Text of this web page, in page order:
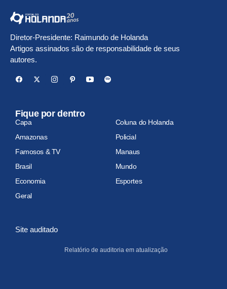
Diretor-Presidente: Raimundo de Holanda
Artigos assinados são de responsabilidade de seus
autores.
Fique por dentro
Capa
Coluna do Holanda
Amazonas
Policial
Famosos & TV
Manaus
Brasil
Mundo
Economia
Esportes
Geral
Site auditado
Relatório de auditoria em atualização